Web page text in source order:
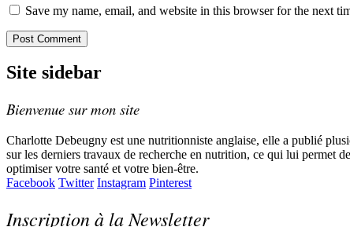
Save my name, email, and website in this browser for the next
Site sidebar
Bienvenue sur mon site
Charlotte Debeugny est une nutritionniste anglaise, elle a publié
sur les derniers travaux de recherche en nutrition, ce qui lui permet
optimiser votre santé et votre bien-être.
Facebook Twitter Instagram Pinterest
Inscription à la Newsletter